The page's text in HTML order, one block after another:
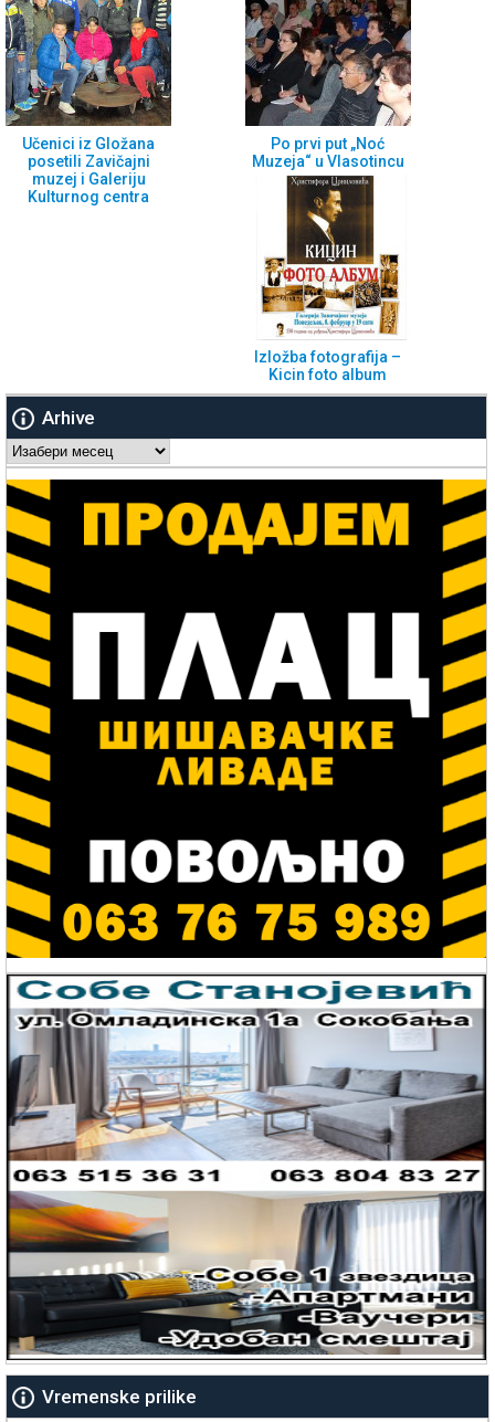
Učenici iz Gložana
posetili Zavičajni
muzej i Galeriju
Kulturnog centra
Po prvi put „Noć
Muzeja“ u Vlasotincu
Izložba fotografija –
Kicin foto album
Arhive
Arhive
Vremenske prilike